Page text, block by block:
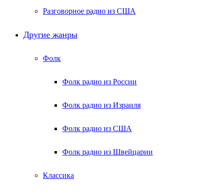
Разговорное радио из США
Другие жанры
Фолк
Фолк радио из России
Фолк радио из Израиля
Фолк радио из США
Фолк радио из Швейцарии
Классика